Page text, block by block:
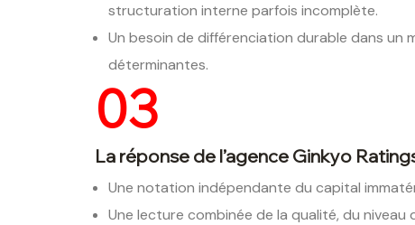
structuration interne parfois incomplète.
Un besoin de différenciation durable dans un
déterminantes.
03
La réponse de l’agence Ginkyo
Une notation indépendante du capital
Une lecture combinée de la qualité, du